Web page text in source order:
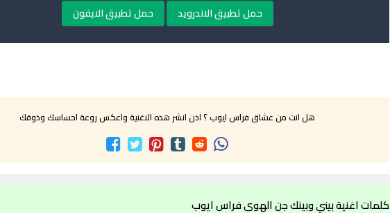
حمل تطبيق الاندرويد حمل تطبيق الايفون
هل انت من عشاق فراس ايوب ؟ اذن انشر هذه الاغنية واعكس روعة احساسك وذوقك
كلمات اغنية بيني وبينك جن الهوى فراس ايوب